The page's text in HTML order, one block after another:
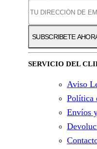
SERVICIO DEL
Aviso
Política
Envíos